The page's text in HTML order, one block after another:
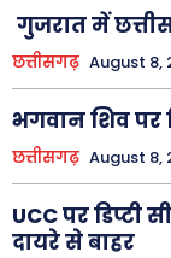
गुजरात में
छत्तीसगढ़ August 8,
भगवान शिव
छत्तीसगढ़ August 8,
UCC पर डिप्टी
दायरे से बाहर